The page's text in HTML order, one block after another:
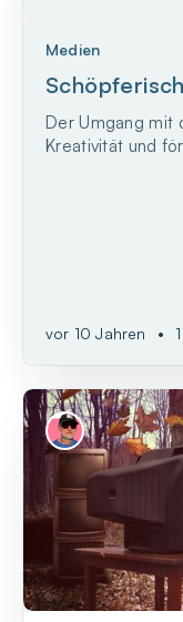
Medien
Der Umgang mit
Kreativität und
vor 10 Jahren •